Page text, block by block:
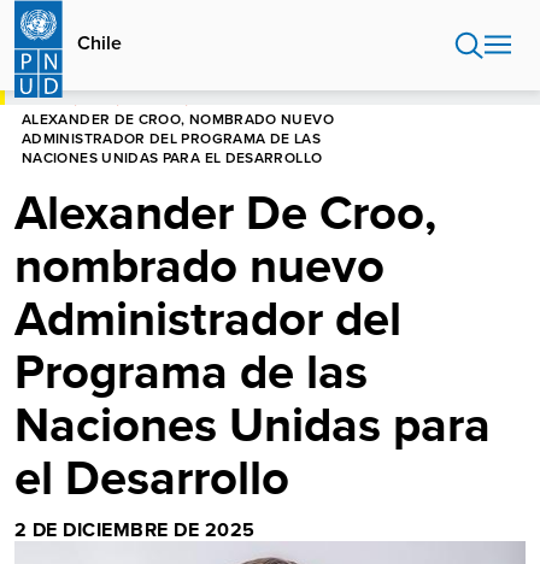
Pasar
contenido
principal
Chile
HOME
ALEXANDER DE CROO, NOMBRADO NUEVO
ADMINISTRADOR DEL PROGRAMA DE LAS
NACIONES UNIDAS PARA EL DESARROLLO
Alexander De Croo,
nombrado nuevo
Administrador del
Programa de las
Naciones Unidas para
el Desarrollo
2 DE DICIEMBRE DE 2025